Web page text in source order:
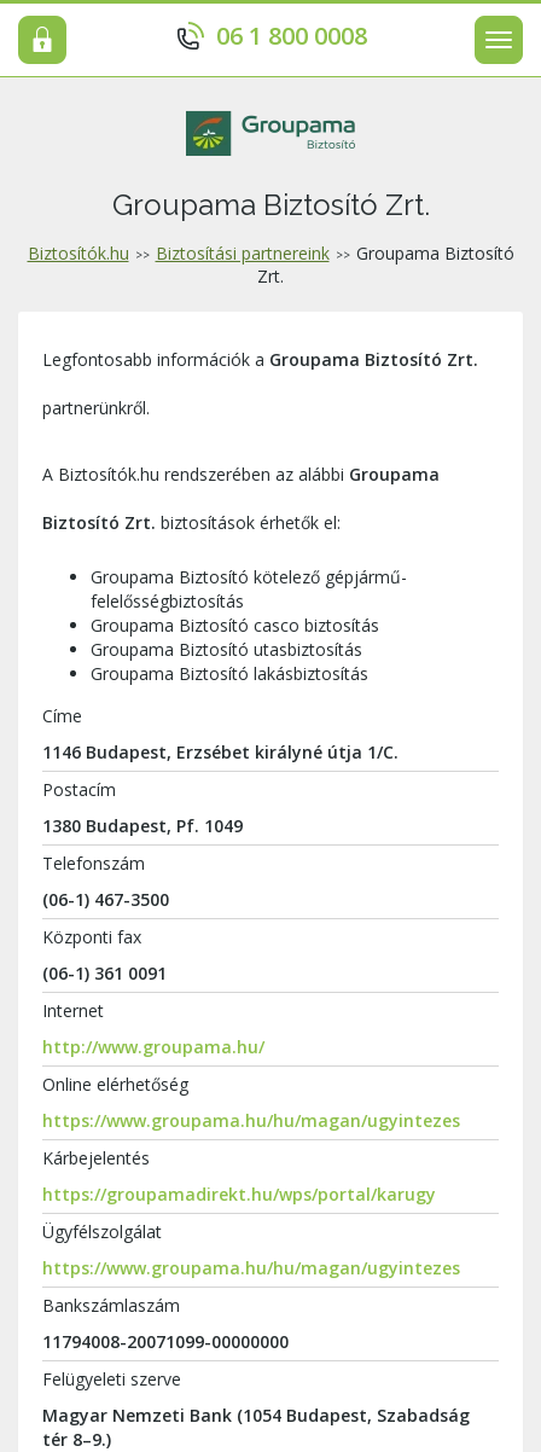
Menü
06 1 800 0008
Groupama Biztosító Zrt.
Biztosítók.hu >> Biztosítási partnereink >> Groupama Biztosító
Zrt.
Legfontosabb információk a Groupama Biztosító Zrt.
partnerünkről.
A Biztosítók.hu rendszerében az alábbi Groupama
Biztosító Zrt. biztosítások érhetők el:
Groupama Biztosító kötelező gépjármű-
felelősségbiztosítás
Groupama Biztosító casco biztosítás
Groupama Biztosító utasbiztosítás
Groupama Biztosító lakásbiztosítás
Címe
1146 Budapest, Erzsébet királyné útja 1/C.
Postacím
1380 Budapest, Pf. 1049
Telefonszám
(06-1) 467-3500
Központi fax
(06-1) 361 0091
Internet
http://www.groupama.hu/
Online elérhetőség
https://www.groupama.hu/hu/magan/ugyintezes
Kárbejelentés
https://groupamadirekt.hu/wps/portal/karugy
Ügyfélszolgálat
https://www.groupama.hu/hu/magan/ugyintezes
Bankszámlaszám
11794008-20071099-00000000
Felügyeleti szerve
Magyar Nemzeti Bank (1054 Budapest, Szabadság
tér 8–9.)